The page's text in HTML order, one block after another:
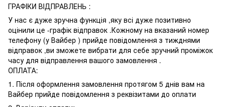
ГРАФІКИ ВІДПРАВЛЕНЬ :
У нас є дуже зручна функція ,яку всі дуже позитивно
оцінили це -графік відправок .Кожному на вказаний номер
телефону (у Вайбер ) прийде повідомлення з тижднями
відправок ,ви зможете вибрати для себе зручний проміжок
часу для відправлення вашого замовлення .
ОПЛАТА:
1. Після оформлення замовлення протягом 5 днів вам на
Вайбер прийде повідомлення з реквізитами до оплати